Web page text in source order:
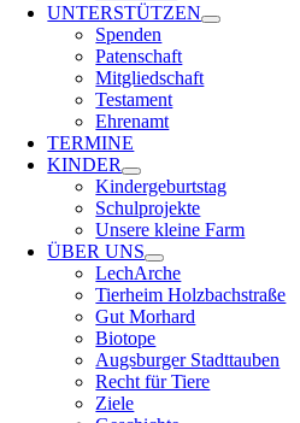
UNTERSTÜTZEN
Spenden
Patenschaft
Mitgliedschaft
Testament
Ehrenamt
TERMINE
KINDER
Kindergeburtstag
Schulprojekte
Unsere kleine Farm
ÜBER UNS
LechArche
Tierheim Holzbachstraße
Gut Morhard
Biotope
Augsburger Stadttauben
Recht für Tiere
Ziele